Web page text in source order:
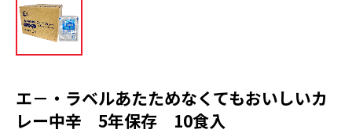
エ－・ラベルあたためなくてもおいしいカ
レー中辛 5年保存 10食入